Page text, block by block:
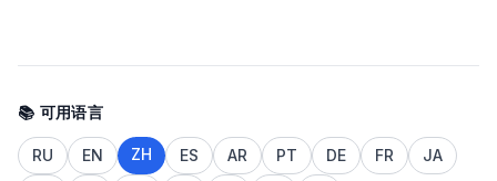
📚 可用语言
RU EN ZH ES AR PT DE FR
JA